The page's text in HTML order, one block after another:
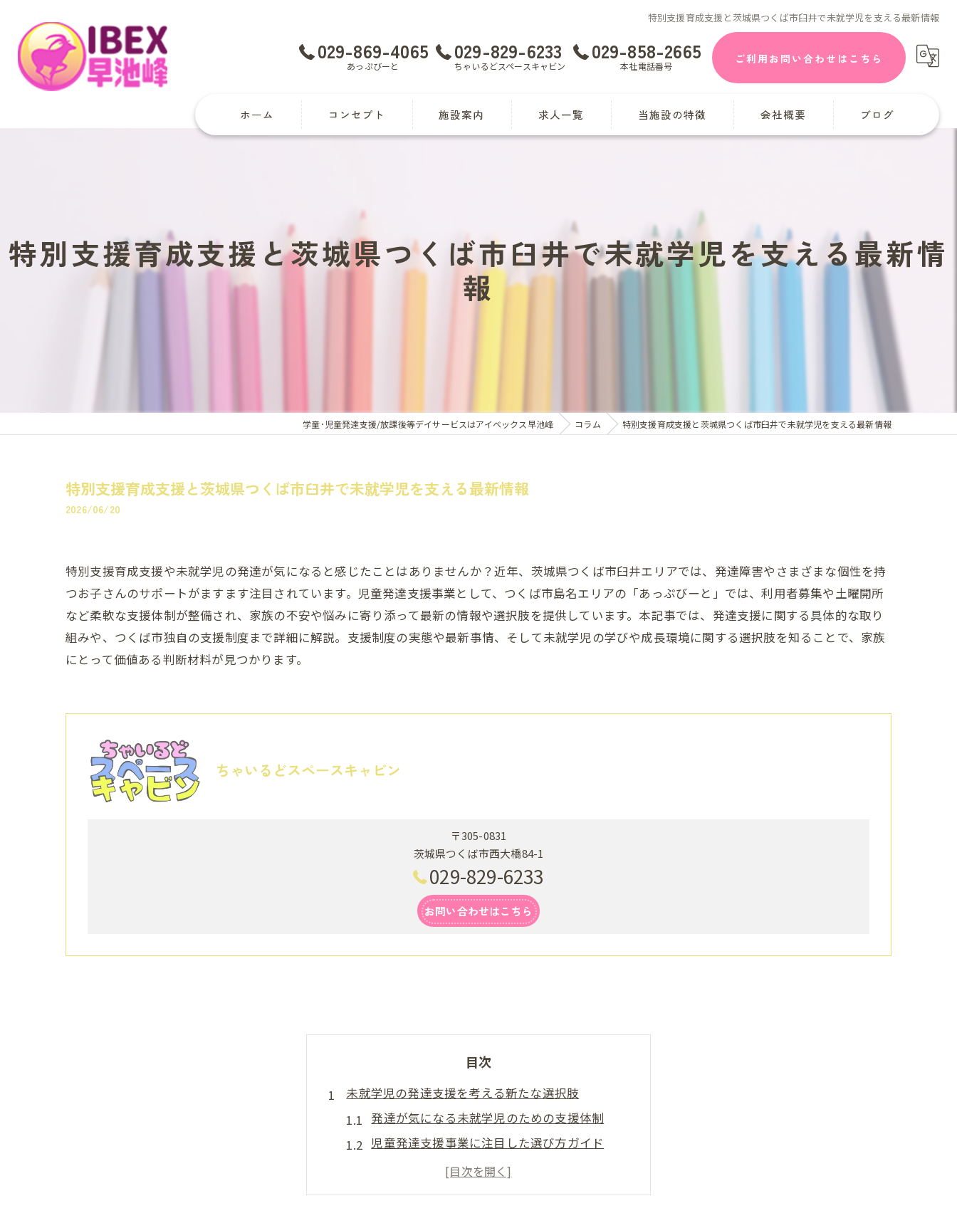
特別支援育成支援と茨城県つくば市臼井で未就学児を支える最新情報
029-869-4065
あっぷびーと
029-829-6233
ちゃいるどスペースキャビン
029-858-2665
本社電話番号
ご利用お問い合わせはこちら
ホーム コンセプト 施設案内 求人一覧 当施設の特徴
土曜日
会社概要 ブログ
特別支援育成支援と茨城県つくば市臼井で未就学児を支える最新情
報
学童･児童発達支援/放課後等デイサービスはアイベックス早池峰 コラム 特別支援育成支援と茨城県つくば市臼井で未就学児を支える最新情報
特別支援育成支援と茨城県つくば市臼井で未就学児を支える最新情報
2026/06/20
特別支援育成支援や未就学児の発達が気になると感じたことはありませんか？近年、茨城県つくば市臼井エリアでは、発達障害やさまざまな個性を持
つお子さんのサポートがますます注目されています。児童発達支援事業として、つくば市島名エリアの「あっぷびーと」では、利用者募集や土曜開所
など柔軟な支援体制が整備され、家族の不安や悩みに寄り添って最新の情報や選択肢を提供しています。本記事では、発達支援に関する具体的な取り
組みや、つくば市独自の支援制度まで詳細に解説。支援制度の実態や最新事情、そして未就学児の学びや成長環境に関する選択肢を知ることで、家族
にとって価値ある判断材料が見つかります。
ちゃいるどスペースキャビン
〒305-0831
茨城県つくば市西大橋84-1
029-829-6233
お問い合わせはこちら
目次
未就学児の発達支援を考える新たな選択肢
発達が気になる未就学児のための支援体制
児童発達支援事業に注目した選び方ガイド
つくば市島名エリアでの利用者募集の流れ
発達障害に配慮した支援が生まれる背景